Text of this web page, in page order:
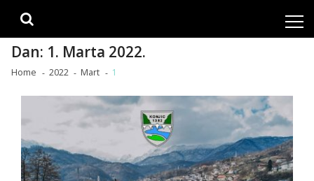
Dan: 1. Marta 2022.
Home 2022 Mart 1